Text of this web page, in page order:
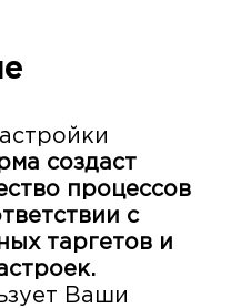
создаст
процессов
с
таргетов и
Ваши